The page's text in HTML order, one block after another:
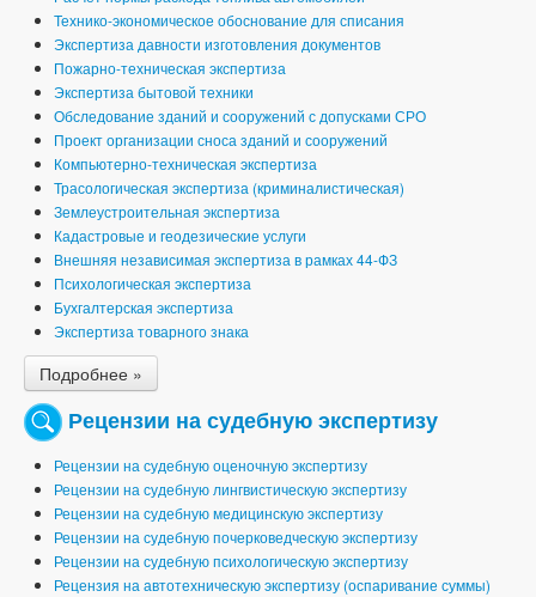
Технико-экономическое обоснование для списания
Экспертиза давности изготовления документов
Пожарно-техническая экспертиза
Экспертиза бытовой техники
Обследование зданий и сооружений с допусками СРО
Проект организации сноса зданий и сооружений
Компьютерно-техническая экспертиза
Трасологическая экспертиза (криминалистическая)
Землеустроительная экспертиза
Кадастровые и геодезические услуги
Внешняя независимая экспертиза в рамках 44-ФЗ
Психологическая экспертиза
Бухгалтерская экспертиза
Экспертиза товарного знака
Подробнее »
Рецензии на судебную экспертизу
Рецензии на судебную оценочную экспертизу
Рецензии на судебную лингвистическую экспертизу
Рецензии на судебную медицинскую экспертизу
Рецензии на судебную почерковедческую экспертизу
Рецензии на судебную психологическую экспертизу
Рецензия на автотехническую экспертизу (оспаривание суммы)